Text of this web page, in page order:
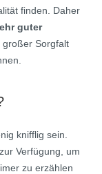
finden. Daher
guter
großer Sorgfalt
knifflig sein.
Verfügung, um
zu erzählen